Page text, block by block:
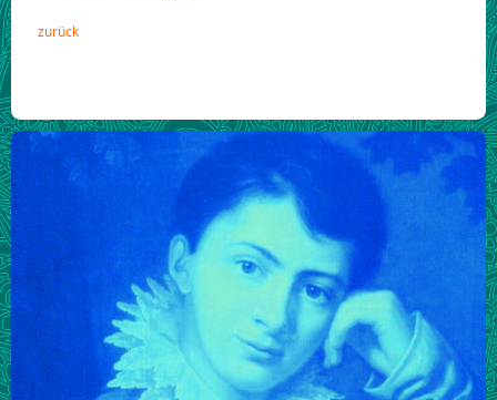
zurück